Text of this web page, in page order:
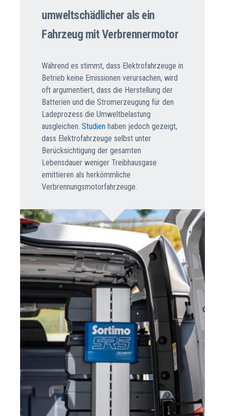
umweltschädlicher als ein
Fahrzeug mit Verbrennermotor
Während es stimmt, dass Elektrofahrzeuge in
Betrieb keine Emissionen verursachen, wird
oft argumentiert, dass die Herstellung der
Batterien und die Stromerzeugung für den
Ladeprozess die Umweltbelastung
ausgleichen. Studien haben jedoch gezeigt,
dass Elektrofahrzeuge selbst unter
Berücksichtigung der gesamten
Lebensdauer weniger Treibhausgase
emittieren als herkömmliche
Verbrennungsmotorfahrzeuge.